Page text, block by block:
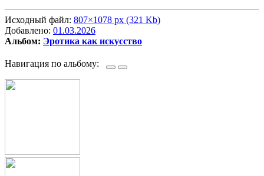
Исходный файл: 807×1078 px (321 Kb)
Добавлено: 01.03.2026
Альбом: Эротика как искусство
Навигация по альбому: